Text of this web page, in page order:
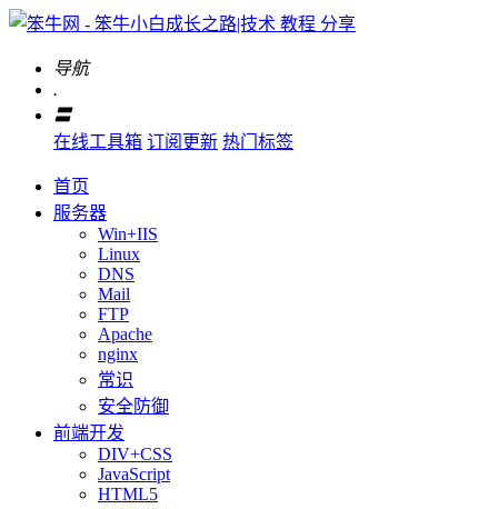
导航
.
〓
在线工具箱 订阅更新 热门标签
首页
服务器
Win+IIS
Linux
DNS
Mail
FTP
Apache
nginx
常识
安全防御
前端开发
DIV+CSS
JavaScript
HTML5